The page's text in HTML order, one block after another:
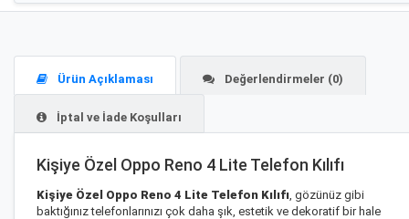
Ürün Açıklaması Değerlendirmeler (0)
İptal ve İade Koşulları
Kişiye Özel Oppo Reno 4 Lite Telefon Kılıfı
Kişiye Özel Oppo Reno 4 Lite Telefon Kılıfı , gözünüz gibi
baktığınız telefonlarınızı çok daha şık, estetik ve dekoratif bir hale